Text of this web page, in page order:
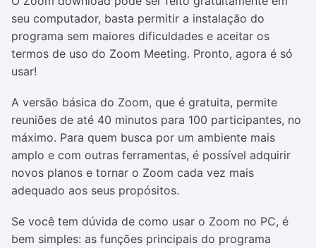
seu computador, basta permitir a instalação do
programa sem maiores dificuldades e aceitar os
termos de uso do Zoom Meeting. Pronto, agora é só
usar!
A versão básica do Zoom, que é gratuita, permite
reuniões de até 40 minutos para 100 participantes, no
máximo. Para quem busca por um ambiente mais
amplo e com outras ferramentas, é possível adquirir
novos planos e tornar o Zoom cada vez mais
adequado aos seus propósitos.
Se você tem dúvida de como usar o Zoom no PC, é
bem simples: as funções principais do programa